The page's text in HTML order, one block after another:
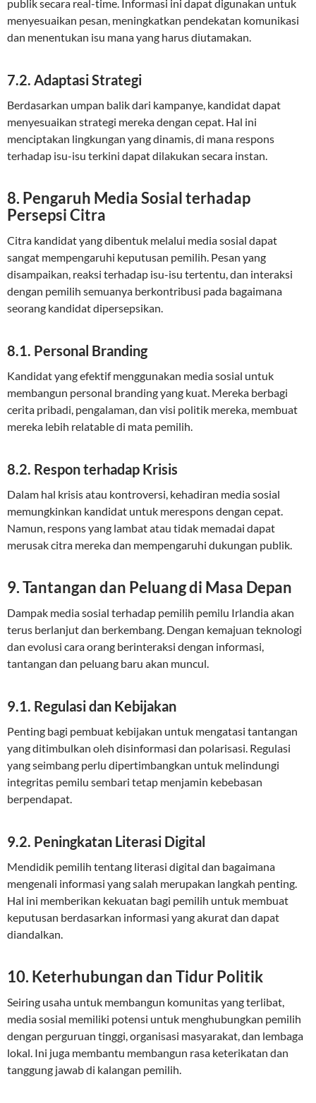
publik secara real-time. Informasi ini dapat digunakan untuk
menyesuaikan pesan, meningkatkan pendekatan komunikasi
dan menentukan isu mana yang harus diutamakan.
7.2. Adaptasi Strategi
Berdasarkan umpan balik dari kampanye, kandidat dapat
menyesuaikan strategi mereka dengan cepat. Hal ini
menciptakan lingkungan yang dinamis, di mana respons
terhadap isu-isu terkini dapat dilakukan secara instan.
8. Pengaruh Media Sosial terhadap
Persepsi Citra
Citra kandidat yang dibentuk melalui media sosial dapat
sangat mempengaruhi keputusan pemilih. Pesan yang
disampaikan, reaksi terhadap isu-isu tertentu, dan interaksi
dengan pemilih semuanya berkontribusi pada bagaimana
seorang kandidat dipersepsikan.
8.1. Personal Branding
Kandidat yang efektif menggunakan media sosial untuk
membangun personal branding yang kuat. Mereka berbagi
cerita pribadi, pengalaman, dan visi politik mereka, membuat
mereka lebih relatable di mata pemilih.
8.2. Respon terhadap Krisis
Dalam hal krisis atau kontroversi, kehadiran media sosial
memungkinkan kandidat untuk merespons dengan cepat.
Namun, respons yang lambat atau tidak memadai dapat
merusak citra mereka dan mempengaruhi dukungan publik.
9. Tantangan dan Peluang di Masa Depan
Dampak media sosial terhadap pemilih pemilu Irlandia akan
terus berlanjut dan berkembang. Dengan kemajuan teknologi
dan evolusi cara orang berinteraksi dengan informasi,
tantangan dan peluang baru akan muncul.
9.1. Regulasi dan Kebijakan
Penting bagi pembuat kebijakan untuk mengatasi tantangan
yang ditimbulkan oleh disinformasi dan polarisasi. Regulasi
yang seimbang perlu dipertimbangkan untuk melindungi
integritas pemilu sembari tetap menjamin kebebasan
berpendapat.
9.2. Peningkatan Literasi Digital
Mendidik pemilih tentang literasi digital dan bagaimana
mengenali informasi yang salah merupakan langkah penting.
Hal ini memberikan kekuatan bagi pemilih untuk membuat
keputusan berdasarkan informasi yang akurat dan dapat
diandalkan.
10. Keterhubungan dan Tidur Politik
Seiring usaha untuk membangun komunitas yang terlibat,
media sosial memiliki potensi untuk menghubungkan pemilih
dengan perguruan tinggi, organisasi masyarakat, dan lembaga
lokal. Ini juga membantu membangun rasa keterikatan dan
tanggung jawab di kalangan pemilih.